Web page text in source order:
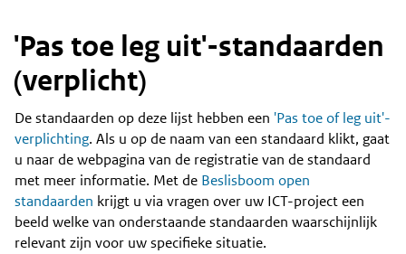
'Pas toe leg uit'-standaarden
(verplicht)
Content
De standaarden op deze lijst hebben een 'Pas toe of leg uit'-
verplichting. Als u op de naam van een standaard klikt, gaat
u naar de webpagina van de registratie van de standaard
met meer informatie. Met de Beslisboom open
standaarden krijgt u via vragen over uw ICT-project een
beeld welke van onderstaande standaarden waarschijnlijk
relevant zijn voor uw specifieke situatie.